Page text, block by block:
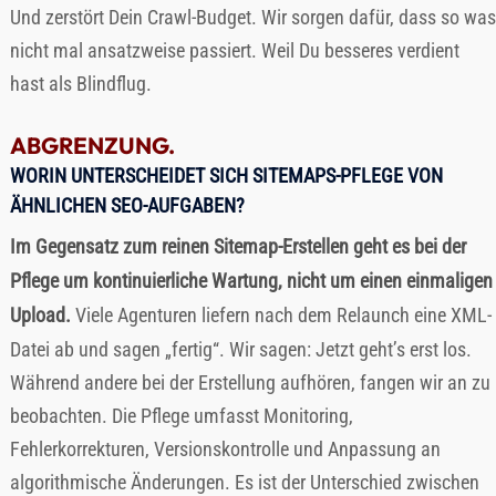
Und zerstört Dein Crawl-Budget. Wir sorgen dafür, dass so was
nicht mal ansatzweise passiert. Weil Du besseres verdient
hast als Blindflug.
ABGRENZUNG.
WORIN UNTERSCHEIDET SICH SITEMAPS-PFLEGE VON
ÄHNLICHEN SEO-AUFGABEN?
Im Gegensatz zum reinen Sitemap-Erstellen geht es bei der
Pflege um kontinuierliche Wartung, nicht um einen einmaligen
Upload. Viele Agenturen liefern nach dem Relaunch eine XML-
Datei ab und sagen „fertig“. Wir sagen: Jetzt geht’s erst los.
Während andere bei der Erstellung aufhören, fangen wir an zu
beobachten. Die Pflege umfasst Monitoring,
Fehlerkorrekturen, Versionskontrolle und Anpassung an
algorithmische Änderungen. Es ist der Unterschied zwischen